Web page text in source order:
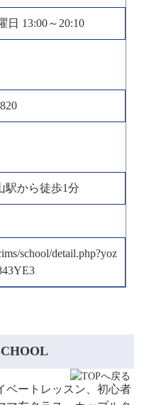
日 13:00～20:10
駅から徒歩1分
school/detail.php?yoz
ベートレッスン、初心者